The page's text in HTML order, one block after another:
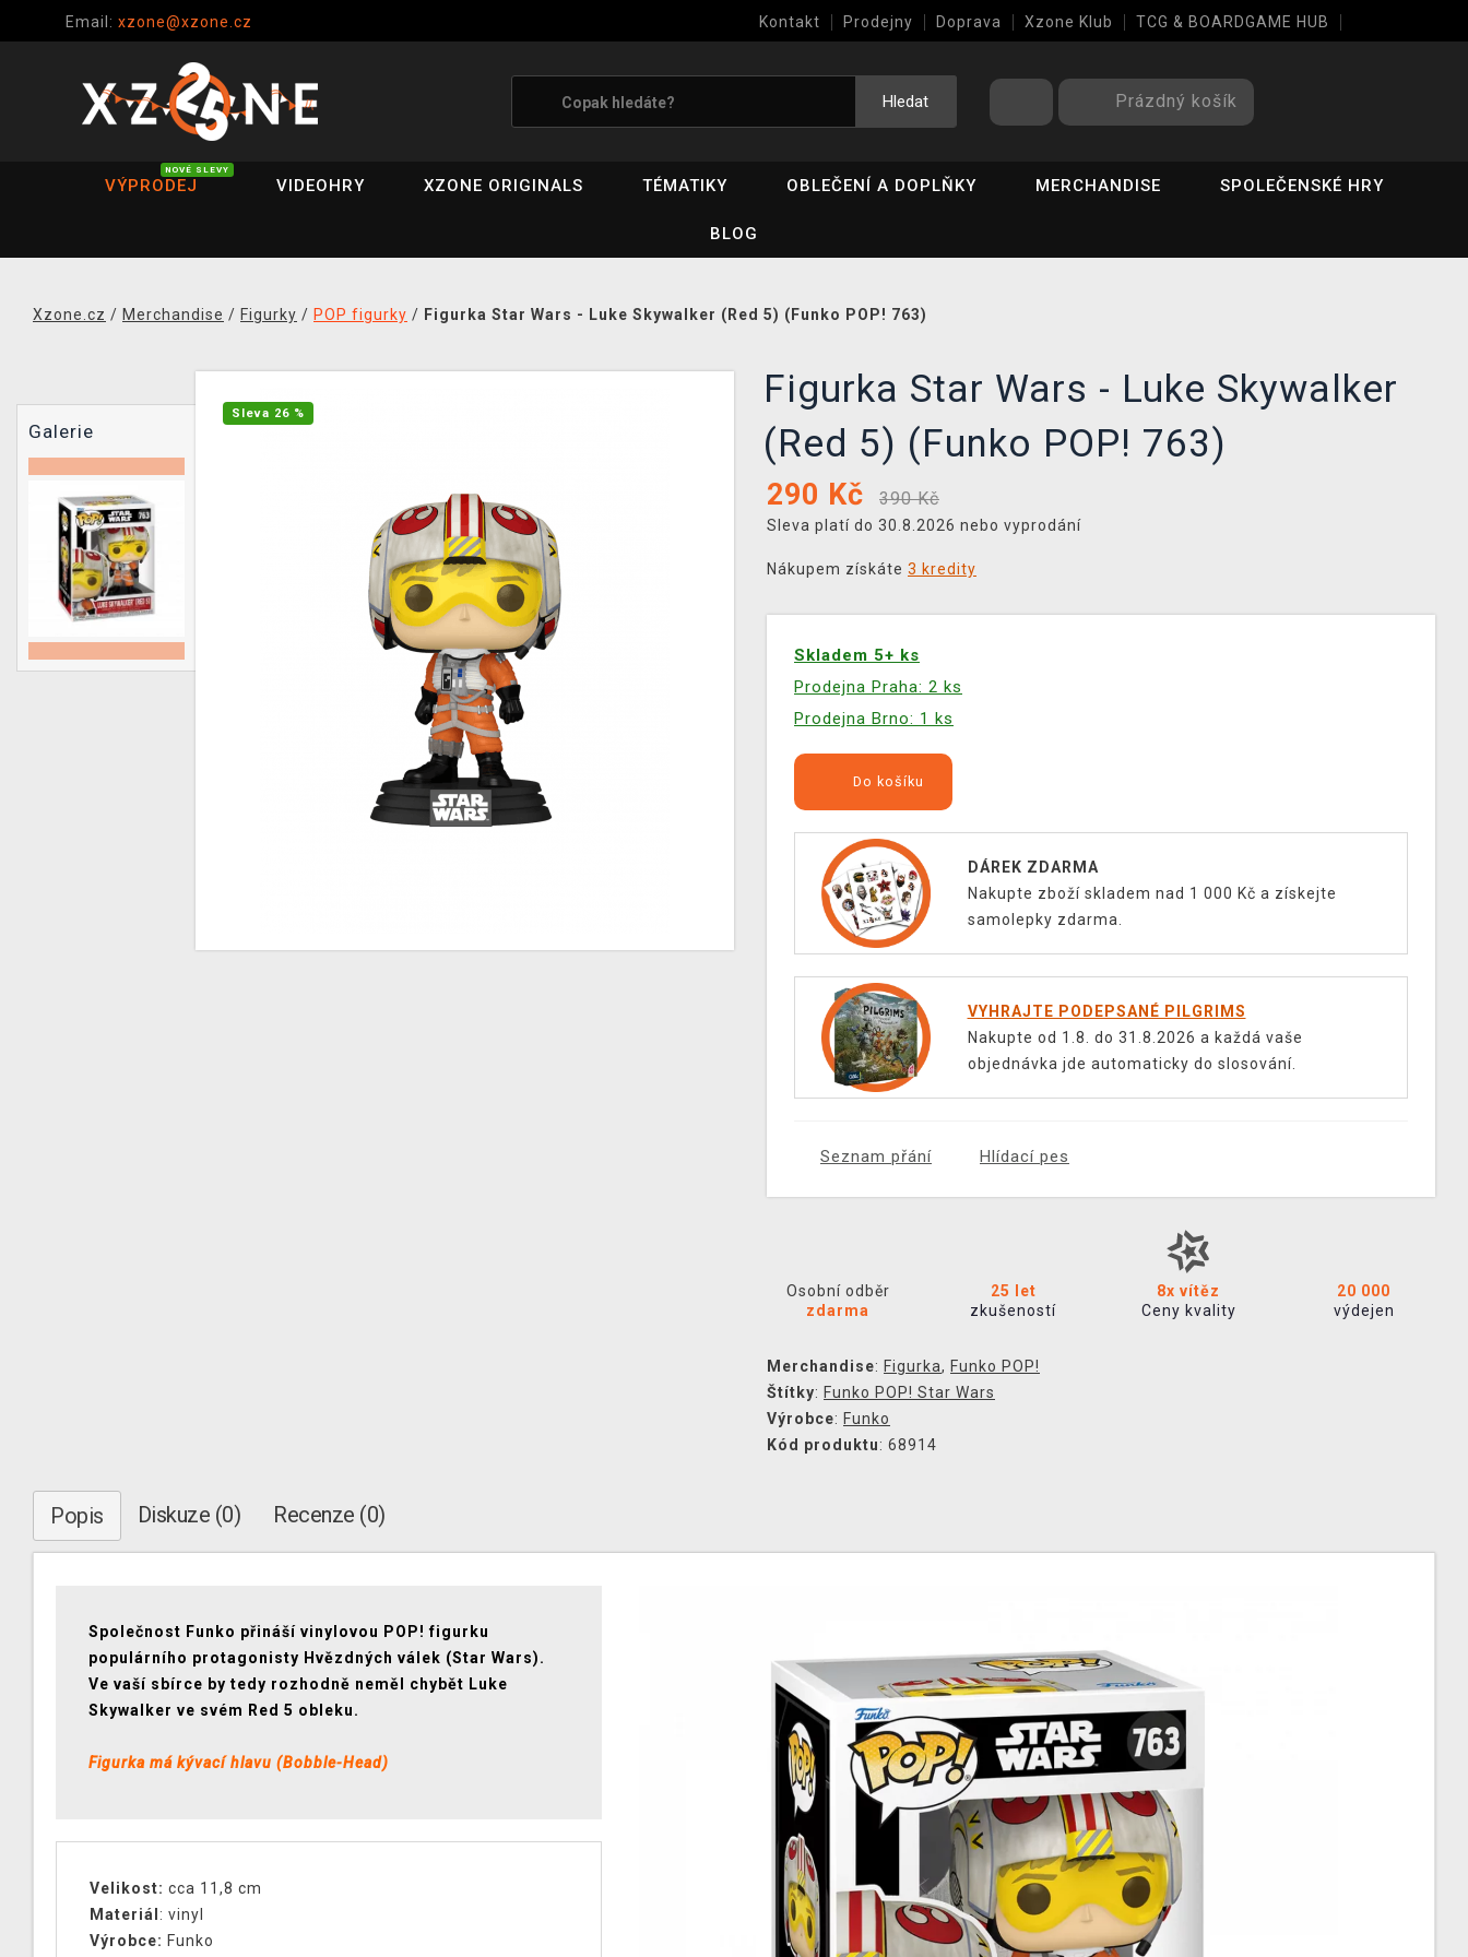
Email: xzone@xzone.cz Kontakt Prodejny Doprava Xzone Klub TCG & BOARDGAME HUB
Hledat Prázdný košík
VÝPRODEJ
NOVÉ SLEVY
VIDEOHRY XZONE ORIGINALS TÉMATIKY OBLEČENÍ A DOPLŇKY MERCHANDISE SPOLEČENSKÉ HRY
BLOG
Xzone.cz / Merchandise / Figurky / POP figurky / Figurka Star Wars - Luke Skywalker (Red 5) (Funko POP! 763)
Galerie
Sleva 26 %
Figurka Star Wars - Luke Skywalker
(Red 5) (Funko POP! 763)
290 Kč 390 Kč
Sleva platí do 30.8.2026 nebo vyprodání
Nákupem získáte 3 kredity
Skladem 5+ ks
Prodejna Praha: 2 ks
Prodejna Brno: 1 ks
Do košíku
DÁREK ZDARMA
Nakupte zboží skladem nad 1 000 Kč a získejte
samolepky zdarma.
VYHRAJTE PODEPSANÉ PILGRIMS
Nakupte od 1.8. do 31.8.2026 a každá vaše
objednávka jde automaticky do slosování.
Seznam přání Hlídací pes
Osobní odběr
zdarma
25 let
zkušeností
8x vítěz
Ceny kvality
20 000
výdejen
Merchandise: Figurka, Funko POP!
Štítky: Funko POP! Star Wars
Výrobce: Funko
Kód produktu: 68914
Popis Diskuze (0) Recenze (0)
Společnost Funko přináší vinylovou POP! figurku
populárního protagonisty Hvězdných válek (Star Wars).
Ve vaší sbírce by tedy rozhodně neměl chybět Luke
Skywalker ve svém Red 5 obleku.
Figurka má kývací hlavu (Bobble-Head)
Velikost: cca 11,8 cm
Materiál : vinyl
Výrobce: Funko